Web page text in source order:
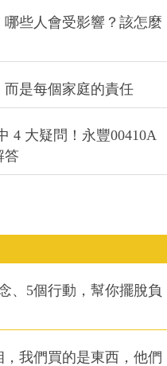
哪些人會受影響？該怎麼
是每個家庭的責任
4 大疑問！永豐00410A
答
、5個行動，幫你擺脫負
我們買的是東西，他們